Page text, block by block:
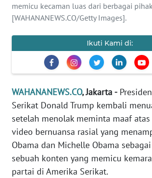
memicu kecaman luas dari berbagai
[WAHANANEWS.CO/Getty Images].
Ikuti Kami di:
WAHANANEWS.CO, Jakarta -
Serikat Donald Trump kembali
setelah menolak meminta maaf
video bernuansa rasial yang
Obama dan Michelle Obama
sebuah konten yang memicu
partai di Amerika Serikat.
OLAHRAGA
EDITORIAL
INDEKS
BERITA
KONTAK
KAMI